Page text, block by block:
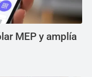
MEP y amplía